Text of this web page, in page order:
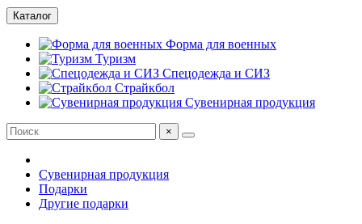
Каталог
Форма для военных
Туризм
Спецодежда и СИЗ
Страйкбол
Сувенирная продукция
×
Сувенирная продукция
Подарки
Другие подарки